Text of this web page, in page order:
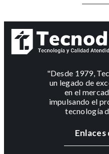
"Desde 1979,
un legado de
en el
impulsando el
tecnología